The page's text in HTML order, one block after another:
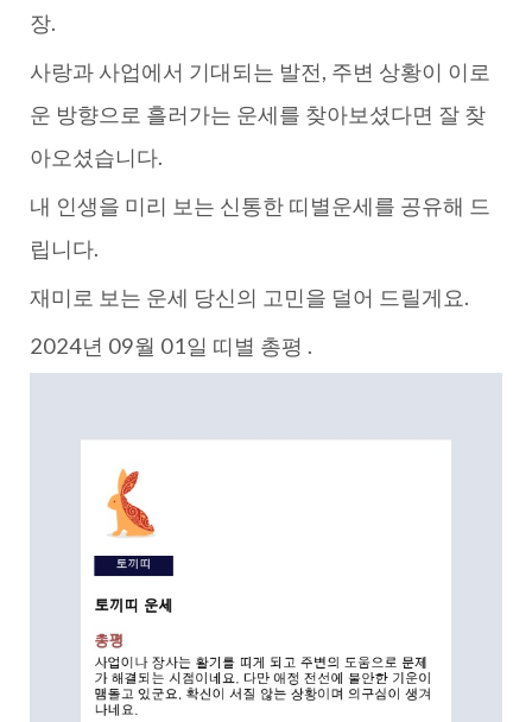
장.
사랑과 사업에서 기대되는 발전, 주변 상황이 이로
운 방향으로 흘러가는 운세를 찾아보셨다면 잘 찾
아오셨습니다.
내 인생을 미리 보는 신통한 띠별운세를 공유해 드
립니다.
재미로 보는 운세 당신의 고민을 덜어 드릴게요.
2024년 09월 01일 띠별 총평 .